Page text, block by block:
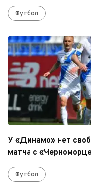
Футбол
У «Динамо» нет
матча с
Футбол